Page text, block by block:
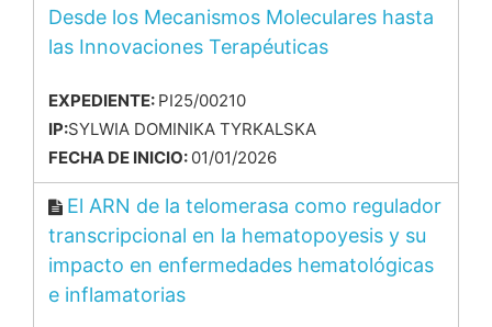
Desde los Mecanismos Moleculares hasta
las Innovaciones Terapéuticas
EXPEDIENTE: PI25/00210
IP:SYLWIA DOMINIKA TYRKALSKA
FECHA DE INICIO: 01/01/2026
El ARN de la telomerasa como regulador
transcripcional en la hematopoyesis y su
impacto en enfermedades hematológicas
e inflamatorias